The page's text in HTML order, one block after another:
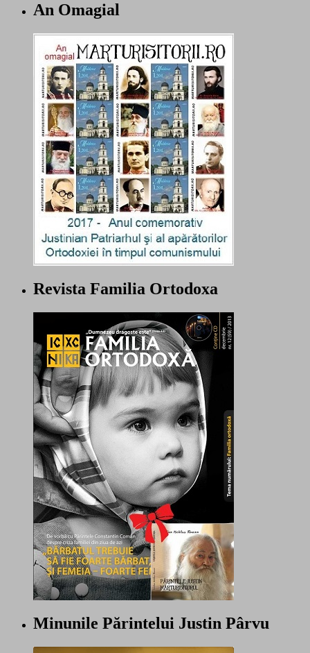
An Omagial
Revista Familia Ortodoxa
Minunile Părintelui Justin Pârvu